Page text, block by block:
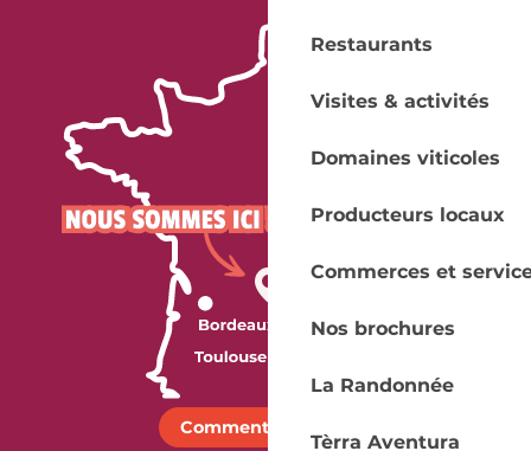
Restaurants
Visites & activités
Domaines viticoles
Producteurs locaux
Commerces et
Nos brochures
La Randonnée
Tèrra Aventura
Comment venir ?